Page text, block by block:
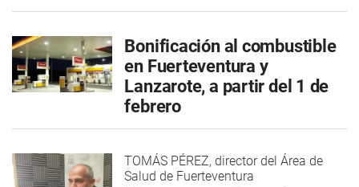
Bonificación al combustible
en Fuerteventura y
Lanzarote, a partir del 1 de
febrero
TOMÁS PÉREZ, director del Área de
Salud de Fuerteventura